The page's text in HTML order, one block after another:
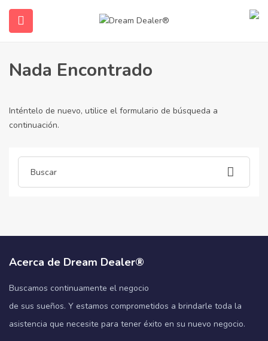
(Español)
Hogar artículos publicados por treadmill-small4544
Treadmill-Small4544
Nada Encontrado
Inténtelo de nuevo, utilice el formulario de búsqueda a
continuación.
Acerca de Dream Dealer®
Buscamos continuamente el negocio
de sus sueños. Y estamos comprometidos a brindarle toda la
asistencia que necesite para tener éxito en su nuevo negocio.